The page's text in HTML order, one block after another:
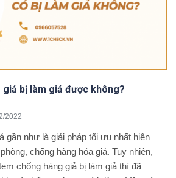
bị làm giả được không?
2022
gần như là giải pháp tối ưu nhất hiện
chống hàng hóa giả. Tuy nhiên,
chống hàng giả bị làm giả thì đã